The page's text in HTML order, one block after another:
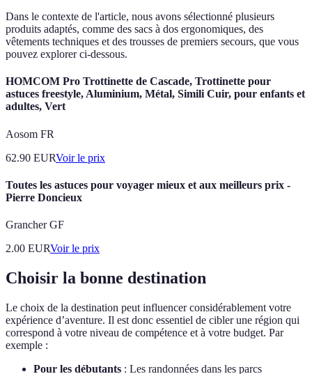
Dans le contexte de l'article, nous avons sélectionné plusieurs
produits adaptés, comme des sacs à dos ergonomiques, des
vêtements techniques et des trousses de premiers secours, que vous
pouvez explorer ci-dessous.
HOMCOM Pro Trottinette de Cascade, Trottinette pour
astuces freestyle, Aluminium, Métal, Simili Cuir, pour enfants et
adultes, Vert
Aosom FR
62.90 EURVoir le prix
Toutes les astuces pour voyager mieux et aux meilleurs prix -
Pierre Doncieux
Grancher GF
2.00 EURVoir le prix
Choisir la bonne destination
Le choix de la destination peut influencer considérablement votre
expérience d’aventure. Il est donc essentiel de cibler une région qui
correspond à votre niveau de compétence et à votre budget. Par
exemple :
Pour les débutants : Les randonnées dans les parcs